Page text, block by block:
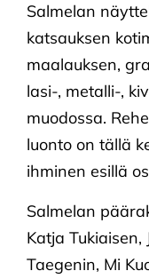
Salmelan
katsauksen
maalauksen,
lasi-, metalli-,
muodossa.
luonto on tällä
ihminen esillä
Salmelan
Katja Tukiaisen,
Taegenin, Mi